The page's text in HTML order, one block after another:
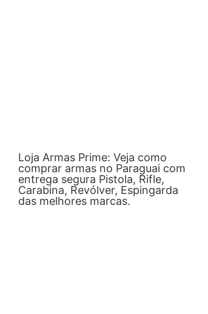
Loja Armas Prime: Veja como
comprar armas no Paraguai com
entrega segura Pistola, Rifle,
Carabina, Revólver, Espingarda
das melhores marcas.